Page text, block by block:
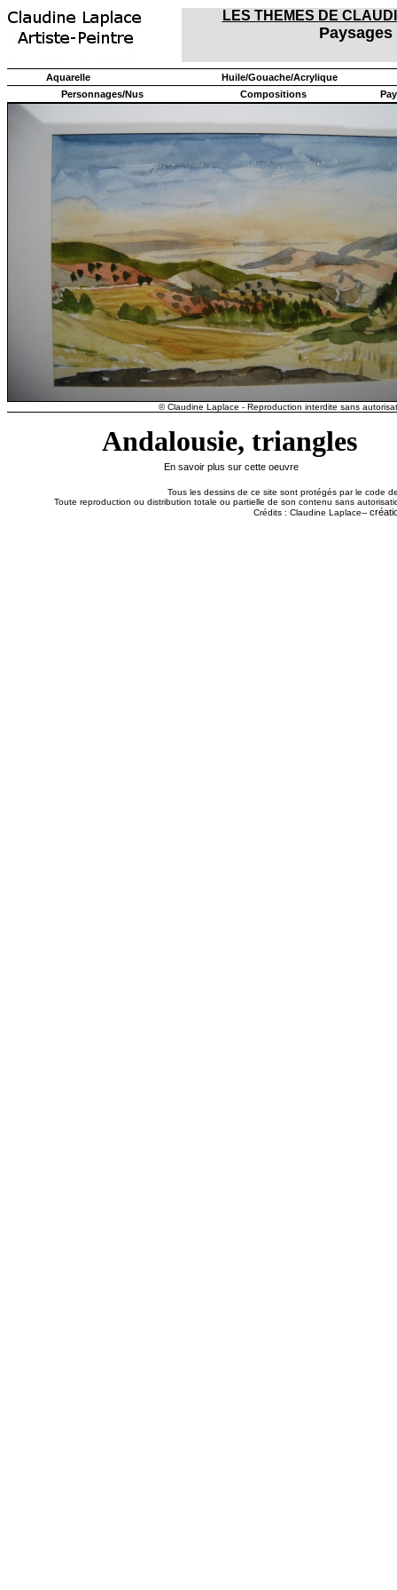
LES THEMES DE
Paysages
Aquarelle
Huile/Gouache/Acrylique
Personnages/Nus
Compositions
© Claudine Laplace - Reproduction interdite sans
Andalousie, triangles
En savoir plus sur cette oeuvre
Tous les dessins de ce site sont protégés par le code
Toute reproduction ou distribution totale ou partielle de son contenu sans
Crédits : Claudine Laplace--